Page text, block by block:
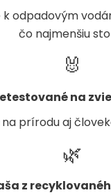
k odpadovým
čo najmenšiu
🐰
na
prírodu aj
🌿
z